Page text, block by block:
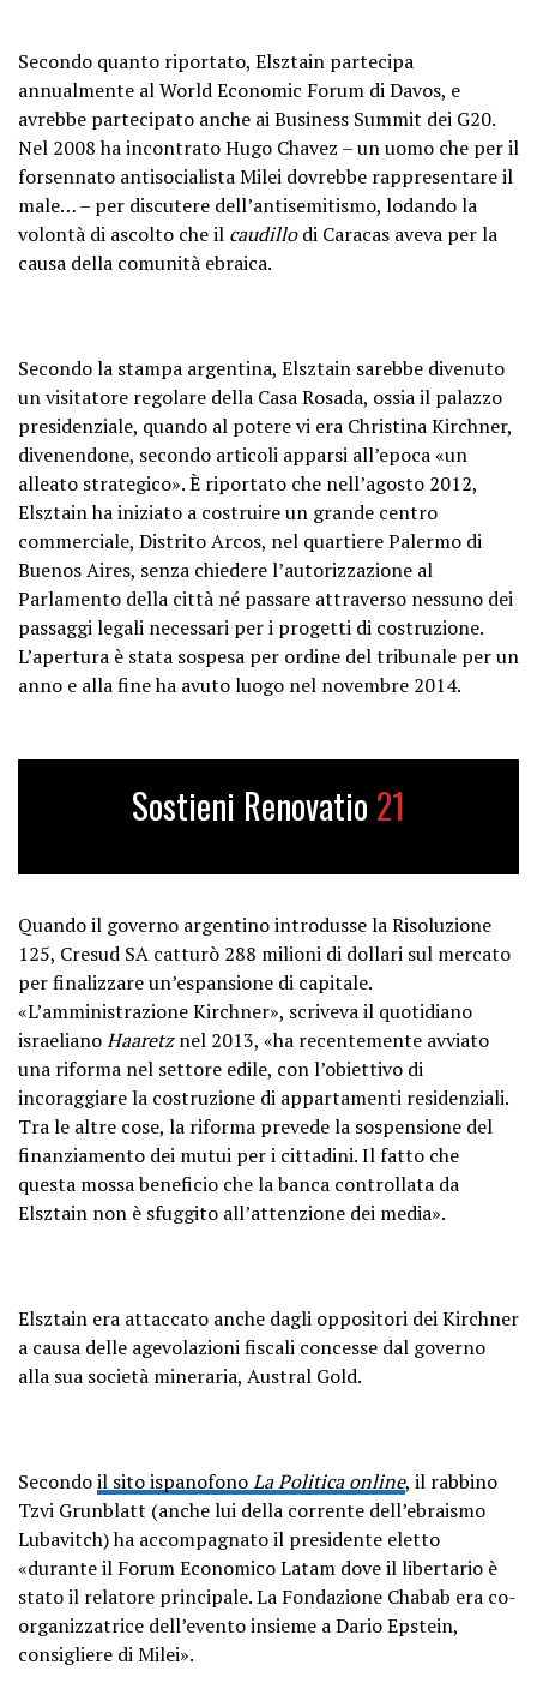
Secondo quanto riportato, Elsztain partecipa
annualmente al World Economic Forum di Davos, e
avrebbe partecipato anche ai Business Summit dei G20.
Nel 2008 ha incontrato Hugo Chavez – un uomo che per il
forsennato antisocialista Milei dovrebbe rappresentare il
male… – per discutere dell’antisemitismo, lodando la
volontà di ascolto che il caudillodi Caracas aveva per la
causa della comunità ebraica.
Secondo la stampa argentina, Elsztain sarebbe divenuto
un visitatore regolare della Casa Rosada, ossia il palazzo
presidenziale, quando al potere vi era Christina Kirchner,
divenendone, secondo articoli apparsi all’epoca «un
alleato strategico». È riportato che nell’agosto 2012,
Elsztain ha iniziato a costruire un grande centro
commerciale, Distrito Arcos, nel quartiere Palermo di
Buenos Aires, senza chiedere l’autorizzazione al
Parlamento della città né passare attraverso nessuno dei
passaggi legali necessari per i progetti di costruzione.
L’apertura è stata sospesa per ordine del tribunale per un
anno e alla fine ha avuto luogo nel novembre 2014.
Sostieni Renovatio 21
Quando il governo argentino introdusse la Risoluzione
125, Cresud SA catturò 288 milioni di dollari sul mercato
per finalizzare un’espansione di capitale.
«L’amministrazione Kirchner», scriveva il quotidiano
israelianoHaaretznel 2013, «ha recentemente avviato
una riforma nel settore edile, con l’obiettivo di
incoraggiare la costruzione di appartamenti residenziali.
Tra le altre cose, la riforma prevede la sospensione del
finanziamento dei mutui per i cittadini. Il fatto che
questa mossa beneficio che la banca controllata da
Elsztain non è sfuggito all’attenzione dei media».
Elsztain era attaccato anche dagli oppositori dei Kirchner
a causa delle agevolazioni fiscali concesse dal governo
alla sua società mineraria, Austral Gold.
Secondoil sito ispanofonoLa Politica online, il rabbino
Tzvi Grunblatt (anche lui della corrente dell’ebraismo
Lubavitch) ha accompagnato il presidente eletto
«durante il Forum Economico Latam dove il libertario è
stato il relatore principale. La Fondazione Chabab era co-
organizzatrice dell’evento insieme a Dario Epstein,
consigliere di Milei».